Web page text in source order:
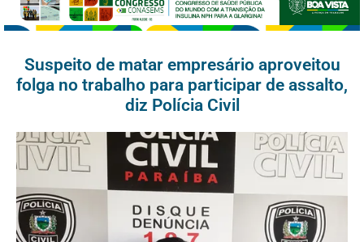
Suspeito de matar empresário aproveitou
folga no trabalho para participar de assalto,
diz Polícia Civil